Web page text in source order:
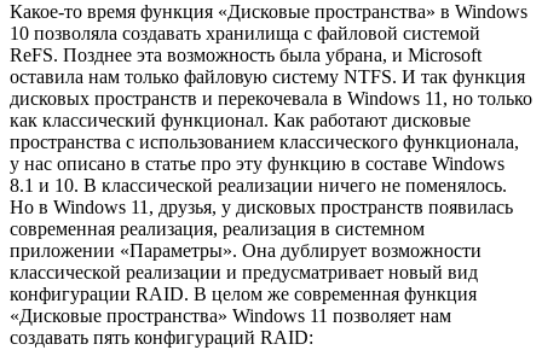
Какое-то время функция «Дисковые пространства» в Windows
10 позволяла создавать хранилища с файловой системой
ReFS. Позднее эта возможность была убрана, и Microsoft
оставила нам только файловую систему NTFS. И так функция
дисковых пространств и перекочевала в Windows 11, но только
как классический функционал. Как работают дисковые
пространства с использованием классического функционала,
у нас описано в статье про эту функцию в составе Windows
8.1 и 10. В классической реализации ничего не поменялось.
Но в Windows 11, друзья, у дисковых пространств появилась
современная реализация, реализация в системном
приложении «Параметры». Она дублирует возможности
классической реализации и предусматривает новый вид
конфигурации RAID. В целом же современная функция
«Дисковые пространства» Windows 11 позволяет нам
создавать пять конфигураций RAID: